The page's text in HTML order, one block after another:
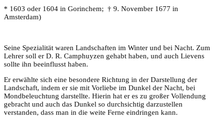
* 1603 oder 1604 in Gorinchem; † 9. November 1677 in
Amsterdam)
Seine Spezialität waren Landschaften im Winter und bei Nacht. Zum
Lehrer soll er D. R. Camphuyzen gehabt haben, und auch Lievens
sollte ihn beeinflusst haben.
Er erwählte sich eine besondere Richtung in der Darstellung der
Landschaft, indem er sie mit Vorliebe im Dunkel der Nacht, bei
Mondbeleuchtung darstellte. Hierin hat er es zu großer Vollendung
gebracht und auch das Dunkel so durchsichtig darzustellen
verstanden, dass man in die weite Ferne eindringen kann.